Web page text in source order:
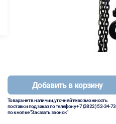
Добавить в корзину
Товара нет в наличии, уточняйте возможность
поставки под заказ по телефону+7 (3822) 52-34-73
по кнопке "Заказать звонок"